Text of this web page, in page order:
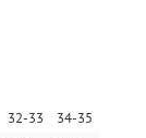
32-33 34-35